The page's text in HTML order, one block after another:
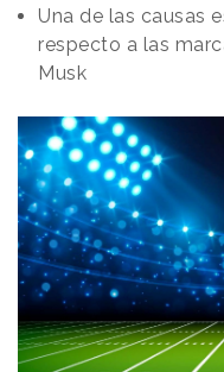
Una de las causas
respecto a las
Musk